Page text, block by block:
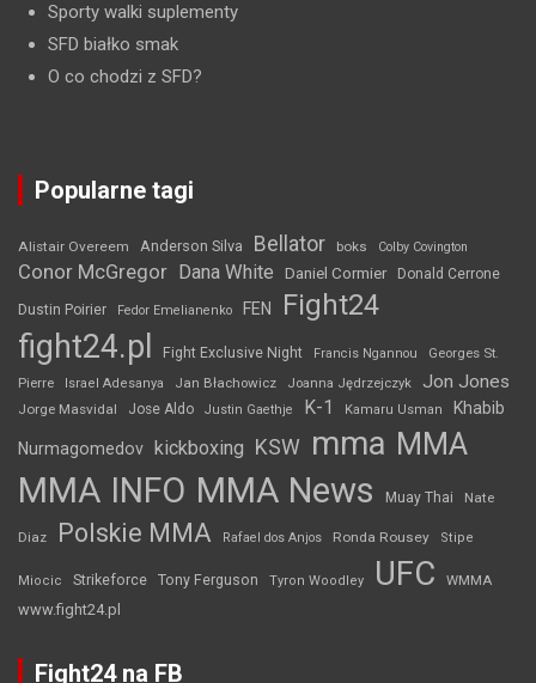
Sporty walki suplementy
SFD białko smak
O co chodzi z SFD?
Popularne tagi
Alistair Overeem Anderson Silva Bellator boks Colby Covington
Conor McGregor Dana White Daniel Cormier Donald Cerrone
Dustin Poirier Fedor Emelianenko FEN Fight24
fight24.pl Fight Exclusive Night Francis Ngannou
Georges St.
Pierre
Israel Adesanya Jan Błachowicz Joanna Jędrzejczyk Jon Jones
Jorge Masvidal Jose Aldo Justin Gaethje K-1 Kamaru Usman Khabib
Nurmagomedov kickboxing KSW mma MMA
MMA INFO MMA News Muay Thai Nate
Diaz Polskie MMA Rafael dos Anjos Ronda Rousey Stipe
Miocic Strikeforce Tony Ferguson Tyron Woodley UFC WMMA
www.fight24.pl
Fight24 na FB